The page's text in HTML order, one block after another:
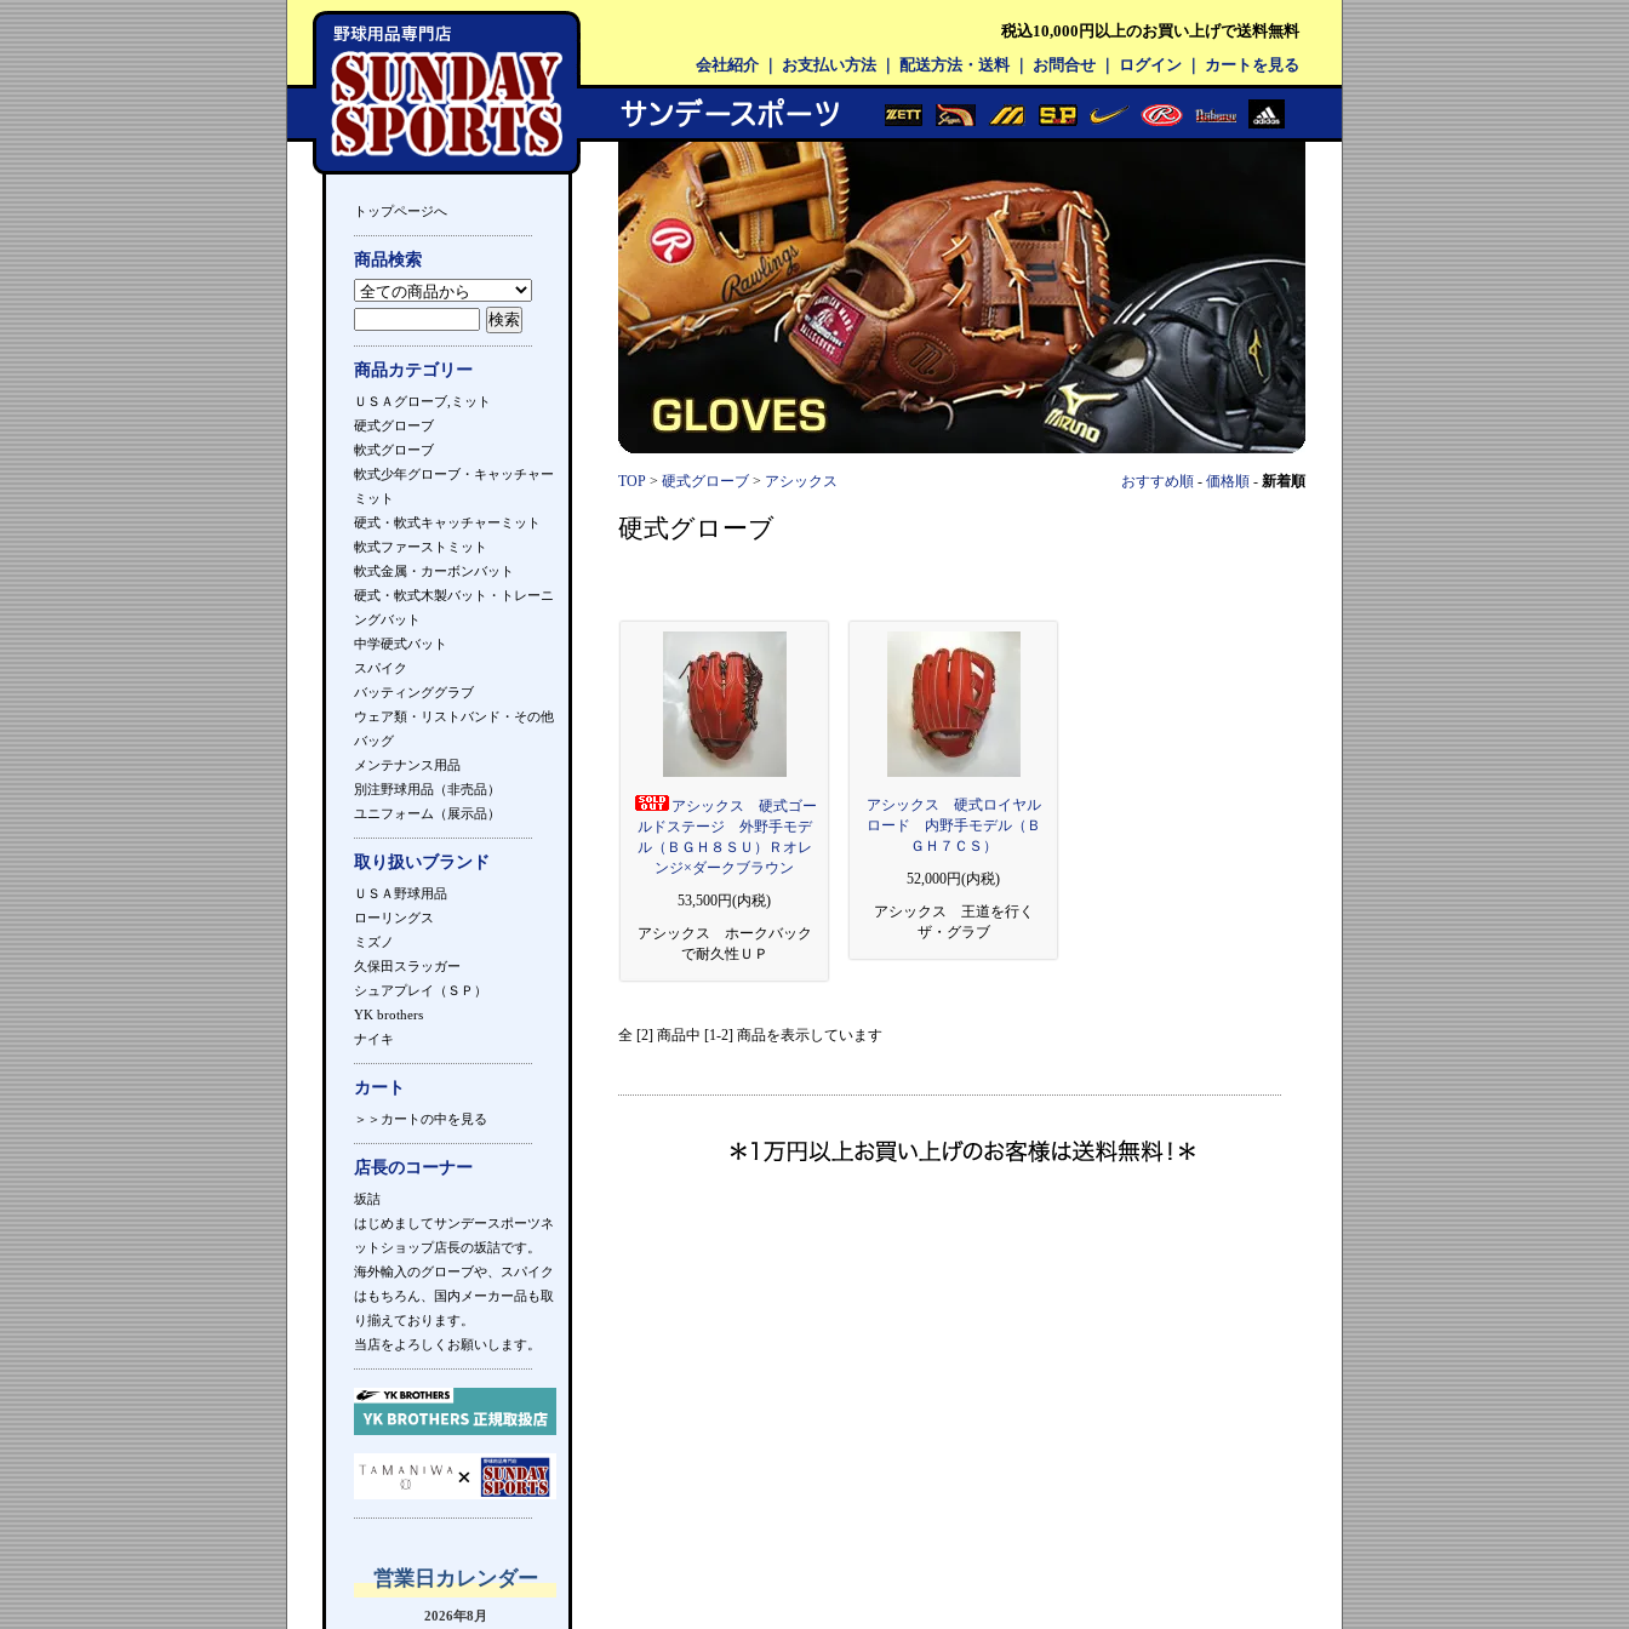
税込10,000円以上のお買い上げで送料無料
会社紹介
お支払い方法｜ 配送方法・送料｜ お問合せ ログイン カートを見る
トップページへ
商品検索
商品カテゴリー
ＵＳＡグローブ,ミット
硬式グローブ
軟式グローブ
軟式少年グローブ・キャッチャー
ミット
硬式・軟式キャッチャーミット
軟式ファーストミット
軟式金属・カーボンバット
硬式・軟式木製バット・トレーニ
ングバット
中学硬式バット
スパイク
バッティンググラブ
ウェア類・リストバンド・その他
バッグ
メンテナンス用品
別注野球用品（非売品）
ユニフォーム（展示品）
取り扱いブランド
ＵＳＡ野球用品
ローリングス
ミズノ
久保田スラッガー
シュアプレイ（ＳＰ）
YK brothers
ナイキ
カート
＞＞カートの中を見る
店長のコーナー
坂詰
はじめましてサンデースポーツネ
ットショップ店長の坂詰です。
海外輸入のグローブや、スパイク
はもちろん、国内メーカー品も取
り揃えております。
当店をよろしくお願いします。
営業日カレンダー
2026年8月
TOP > 硬式グローブ > アシックス おすすめ順 - 価格順 - 新着順
硬式グローブ
アシックス 硬式ゴー
ルドステージ 外野手モデ
ル（ＢＧＨ８ＳＵ）Ｒオレ
ンジ×ダークブラウン
53,500円(内税)
アシックス ホークバック
で耐久性ＵＰ
アシックス 硬式ロイヤル
ロード 内野手モデル（Ｂ
ＧＨ７ＣＳ）
52,000円(内税)
アシックス 王道を行く
ザ・グラブ
全 [2] 商品中 [1-2] 商品を表示しています